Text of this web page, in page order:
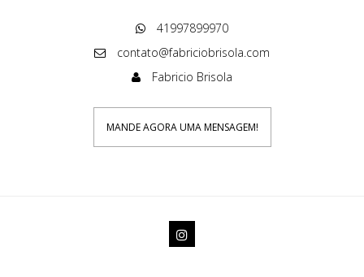
41997899970
contato@fabriciobrisola.com
Fabricio Brisola
MANDE AGORA UMA MENSAGEM!